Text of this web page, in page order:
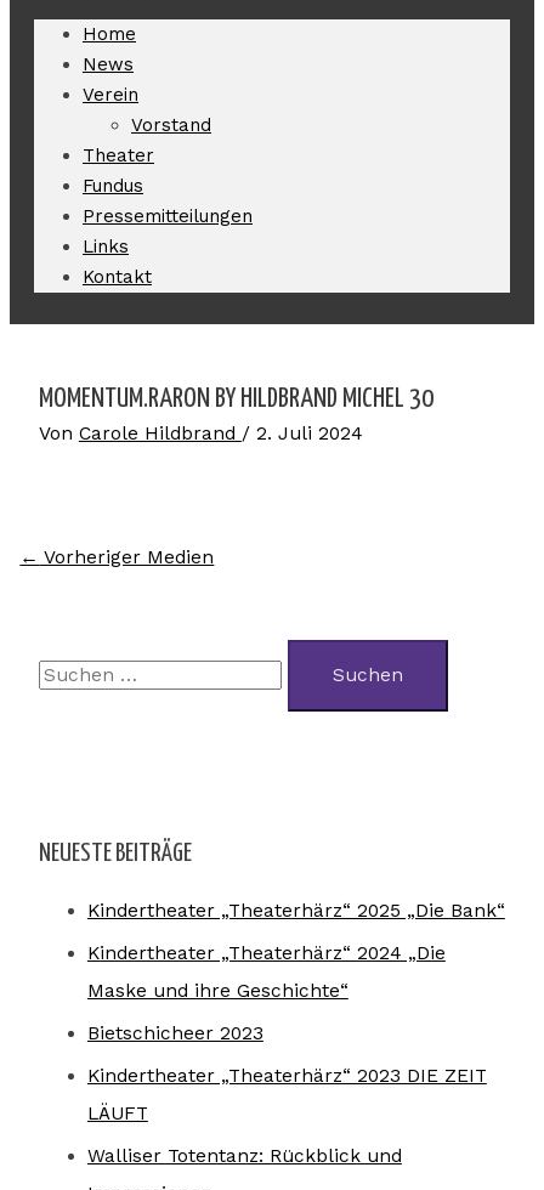
Home
News
Verein
Vorstand
Theater
Fundus
Pressemitteilungen
Links
Kontakt
MOMENTUM.RARON BY HILDBRAND MICHEL 30
Von Carole Hildbrand / 2. Juli 2024
← Vorheriger Medien
NEUESTE BEITRÄGE
Kindertheater „Theaterhärz“ 2025 „Die Bank“
Kindertheater „Theaterhärz“ 2024 „Die
Maske und ihre Geschichte“
Bietschicheer 2023
Kindertheater „Theaterhärz“ 2023 DIE ZEIT
LÄUFT
Walliser Totentanz: Rückblick und